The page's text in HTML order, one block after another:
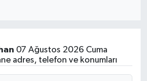
07 Ağustos 2026 Cuma
adres, telefon ve konumları